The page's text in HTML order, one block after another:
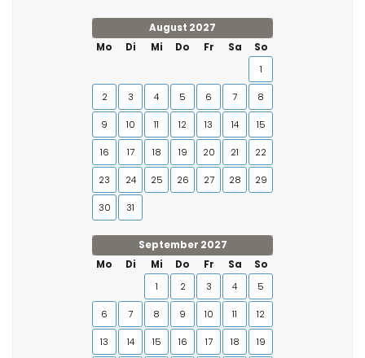
August 2027
Mo
Di Mi Do Fr Sa
So
1
2 3 4 5 6 7 8
9 10 11 12 13 14 15
16 17 18 19 20 21 22
23 24 25 26 27 28 29
30 31
September 2027
Mo
Di Mi Do Fr Sa
So
1
2 3 4 5
6 7 8 9 10 11 12
13 14 15 16 17 18 19